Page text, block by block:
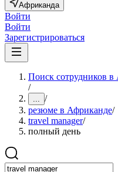
Африканда
Войти
Войти
Зарегистрироваться
Поиск сотрудников в
/
... /
резюме в Африканде/
travel manager/
полный день